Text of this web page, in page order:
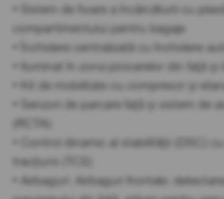
• Sistem de fixare a încărcăturii cu
compartimentului pentru bagaje
• Închidere centralizată cu închidere
• Iluminat în zona picioarelor din față
• Kit de mobilitate cu compresor și
• Senzori de parcare față și sistem de
(RCTA)
• Control dinamic al stabilității (DSC)
tracțiunii (TCS)
• Airbaguri: Airbaguri frontale;